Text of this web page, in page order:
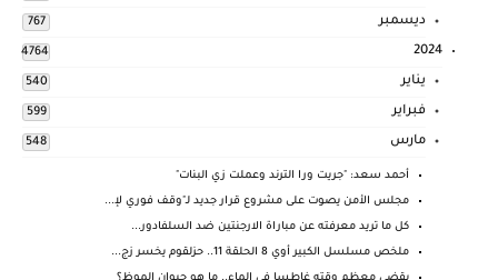
ديسمبر 767
2024
4764
يناير 540
فبراير 599
مارس 548
أحمد سعد: "جريت ورا الترند وعملت زي البنات"
مجلس الأمن يصوت على مشروع قرار جديد لـ"وقف فوري لإ...
كل ما تريد معرفته عن مباراة الارجنتين ضد السلفادور...
ملخص مسلسل الكبير أوي 8 الحلقة 11.. حزلقوم يخسر زج...